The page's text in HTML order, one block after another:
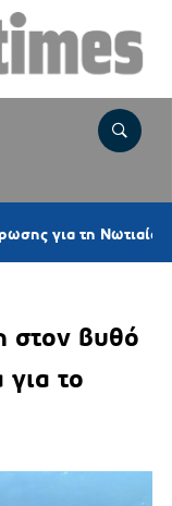
τη Νωτιαία Μυϊκή
στον βυθό
για το